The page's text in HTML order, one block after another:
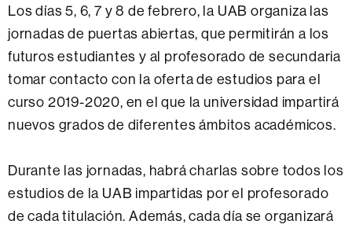
Los días 5, 6, 7 y 8 de febrero, la UAB organiza las
jornadas de puertas abiertas, que permitirán a los
futuros estudiantes y al profesorado de secundaria
tomar contacto con la oferta de estudios para el
curso 2019-2020, en el que la universidad impartirá
nuevos grados de diferentes ámbitos académicos.
Durante las jornadas, habrá charlas sobre todos los
estudios de la UAB impartidas por el profesorado
de cada titulación. Además, cada día se organizará